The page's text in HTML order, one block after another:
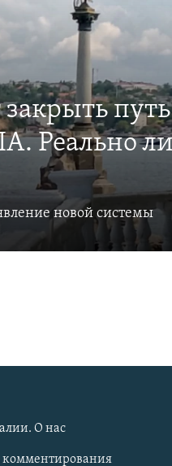
путь
Реально
новой системы
О нас
комментирования